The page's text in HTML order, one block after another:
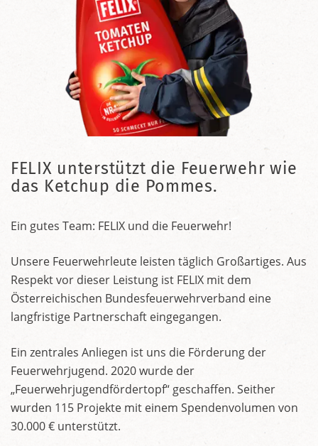
FELIX unterstützt die Feuerwehr wie
das Ketchup die Pommes.
Ein gutes Team: FELIX und die Feuerwehr!
Unsere Feuerwehrleute leisten täglich Großartiges. Aus
Respekt vor dieser Leistung ist FELIX mit dem
Österreichischen Bundesfeuerwehrverband eine
langfristige Partnerschaft eingegangen.
Ein zentrales Anliegen ist uns die Förderung der
Feuerwehrjugend. 2020 wurde der
„Feuerwehrjugendfördertopf“ geschaffen. Seither
wurden 115 Projekte mit einem Spendenvolumen von
30.000 € unterstützt.